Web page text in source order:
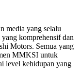
media yang selalu
komprehensif dan
Motors. Semua yang
MMKSI untuk
level kehidupan yang